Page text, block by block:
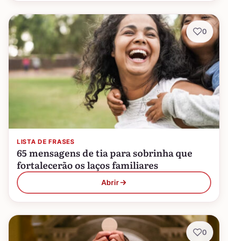
LISTA DE FRASES
65 mensagens de tia para sobrinha que
fortalecerão os laços familiares
Abrir
0
0